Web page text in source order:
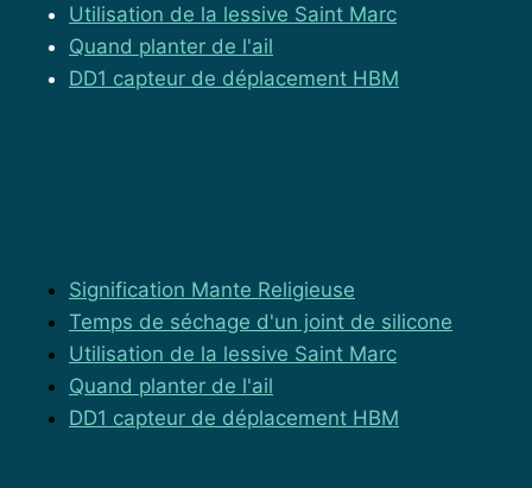
Utilisation de la lessive Saint Marc
Quand planter de l'ail
DD1 capteur de déplacement HBM
Signification Mante Religieuse
Temps de séchage d'un joint de silicone
Utilisation de la lessive Saint Marc
Quand planter de l'ail
DD1 capteur de déplacement HBM